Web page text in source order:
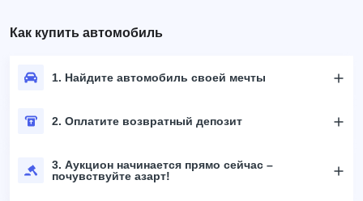
Как купить автомобиль
1. Найдите автомобиль своей мечты
2. Оплатите возвратный депозит
3. Аукцион начинается прямо сейчас –
почувствуйте азарт!